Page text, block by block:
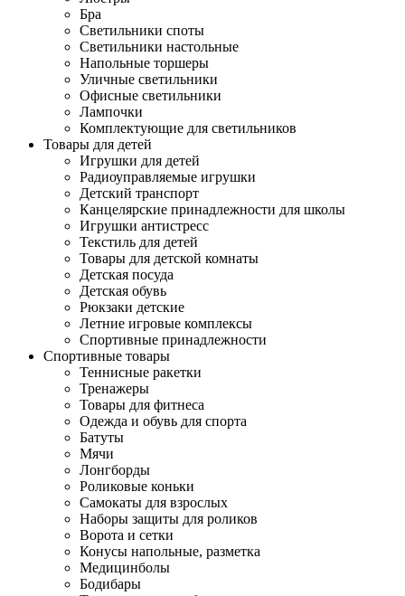
Бра
Светильники споты
Светильники настольные
Напольные торшеры
Уличные светильники
Офисные светильники
Лампочки
Комплектующие для светильников
Товары для детей
Игрушки для детей
Радиоуправляемые игрушки
Детский транспорт
Канцелярские принадлежности для школы
Игрушки антистресс
Текстиль для детей
Товары для детской комнаты
Детская посуда
Детская обувь
Рюкзаки детские
Летние игровые комплексы
Спортивные принадлежности
Спортивные товары
Теннисные ракетки
Тренажеры
Товары для фитнеса
Одежда и обувь для спорта
Батуты
Мячи
Лонгборды
Роликовые коньки
Самокаты для взрослых
Наборы защиты для роликов
Ворота и сетки
Конусы напольные, разметка
Медицинболы
Бодибары